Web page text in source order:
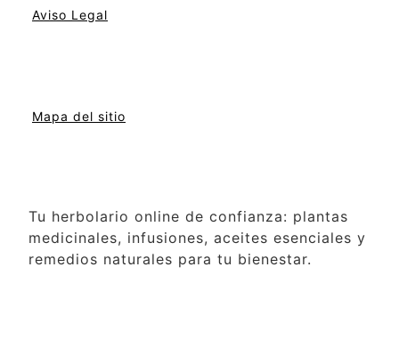
Aviso Legal
Mapa del sitio
Tu herbolario online de confianza: plantas
medicinales, infusiones, aceites esenciales y
remedios naturales para tu bienestar.